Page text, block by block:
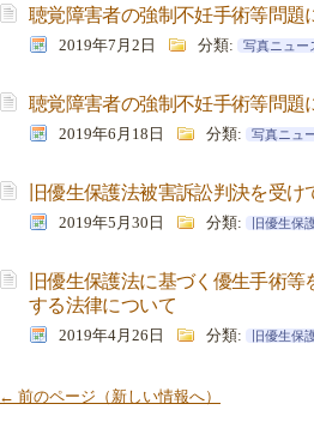
聴覚障害者の強制不妊手術等問題
2019年7月2日 分類: 写真ニュー
聴覚障害者の強制不妊手術等問題
2019年6月18日 分類: 写真ニュ
旧優生保護法被害訴訟判決を受け
2019年5月30日 分類: 旧優生保
旧優生保護法に基づく優生手術
する法律について
2019年4月26日 分類: 旧優生保
← 前のページ（新しい情報へ）